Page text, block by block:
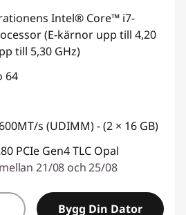
Intel® Core™ i7-
(E-kärnor upp till 4,20
till 5,30 GHz)
64
s (UDIMM) - (2 × 16 GB)
PCIe Gen4 TLC Opal
21/08 och 25/08
Bygg Din Dator